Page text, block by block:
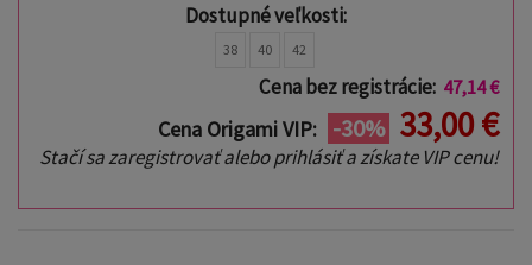
Dostupné veľkosti:
38 40 42
Cena bez registrácie: 47,14 €
Cena Origami VIP: -30% 33,00 €
Stačí sa zaregistrovať alebo prihlásiť a získate VIP cenu!